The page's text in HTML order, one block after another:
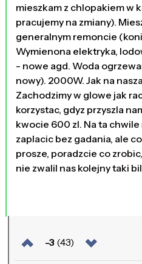
mieszkam z chlopakiem w
pracujemy na zmiany).
generalnym remoncie
Wymienona elektryka,
- nowe agd. Woda
nowy). 2000W. Jak na
Zachodzimy w glowe jak
korzystac, gdyz przyszla
kwocie 600 zl. Na ta
zaplacic bez gadania, ale
prosze, poradzcie co
nie zwalil nas kolejny taki
-3 (43)